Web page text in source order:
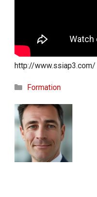
http://www.ssiap3.com/
Catégories
Formation